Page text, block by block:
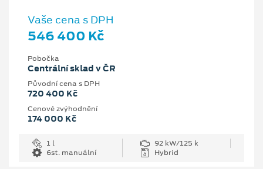
Vaše cena s DPH
546 400 Kč
Pobočka
Centrální sklad v ČR
Původní cena s DPH
720 400 Kč
Cenové zvýhodnění
174 000 Kč
1 l
92 kW/125 k
6st. manuální
Hybrid